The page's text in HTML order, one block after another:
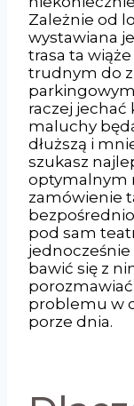
Zależnie od
wystawiana
trasa ta
trudnym do
raczej jechać
maluchy
dłuższą i
szukasz
optymalnym
zamówienie
pod sam
jednocześnie
bawić się z
problemu w
porze dnia.